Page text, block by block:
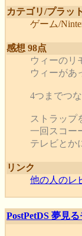
カテゴリ/プラッ
ゲーム/
感想 98点
ウィーのリ
ウィーがあ
4つまでつ
ストラップ
一回スコー
テレビとか
リンク
他の人のレ
PostPetDS 夢見